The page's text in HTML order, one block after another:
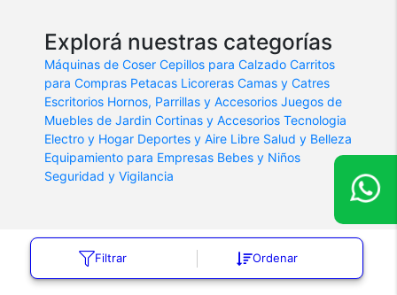
Filtrar Ordenar
Explorá nuestras categorías
Máquinas de Coser Cepillos para Calzado Carritos
para Compras Petacas Licoreras Camas y Catres
Escritorios Hornos, Parrillas y Accesorios Juegos de
Muebles de Jardin Cortinas y Accesorios Tecnologia
Electro y Hogar Deportes y Aire Libre Salud y Belleza
Equipamiento para Empresas Bebes y Niños
Seguridad y Vigilancia